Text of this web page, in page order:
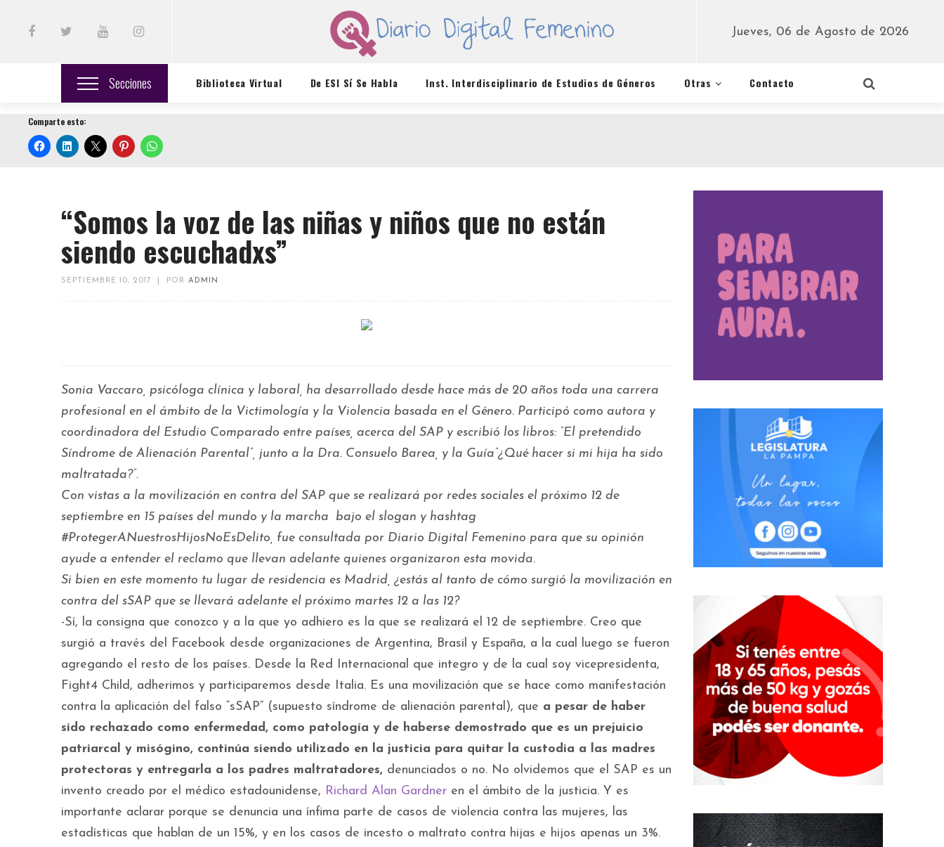
Jueves, 06 de Agosto de 2026
Secciones Biblioteca Virtual De ESI Sí Se Habla Inst. Interdisciplinario de Estudios de Géneros Otras Contacto
Comparte esto:
“Somos la voz de las niñas y niños que no están
siendo escuchadxs”
SEPTIEMBRE 10, 2017 POR ADMIN
Sonia Vaccaro, psicóloga clínica y laboral, ha desarrollado desde hace más de 20 años toda una carrera
profesional en el ámbito de la Victimología y la Violencia basada en el Género. Participó como autora y
coordinadora del Estudio Comparado entre países, acerca del SAP y escribió los libros: “El pretendido
Síndrome de Alienación Parental”, junto a la Dra. Consuelo Barea, y la Guía“¿Qué hacer si mi hija ha sido
maltratada?”.
Con vistas a la movilización en contra del SAP que se realizará por redes sociales el próximo 12 de
septiembre en 15 países del mundo y la marcha bajo el slogan y hashtag
#ProtegerANuestrosHijosNoEsDelito, fue consultada por Diario Digital Femenino para que su opinión
ayude a entender el reclamo que llevan adelante quienes organizaron esta movida.
Si bien en este momento tu lugar de residencia es Madrid, ¿estás al tanto de cómo surgió la movilización en
contra del sSAP que se llevará adelante el próximo martes 12 a las 12?
-Sí, la consigna que conozco y a la que yo adhiero es la que se realizará el 12 de septiembre. Creo que
surgió a través del Facebook desde organizaciones de Argentina, Brasil y España, a la cual luego se fueron
agregando el resto de los países. Desde la Red Internacional que integro y de la cual soy vicepresidenta,
Fight4 Child, adherimos y participaremos desde Italia. Es una movilización que se hace como manifestación
contra la aplicación del falso “sSAP” (supuesto síndrome de alienación parental), que a pesar de haber
sido rechazado como enfermedad, como patología y de haberse demostrado que es un prejuicio
patriarcal y misógino, continúa siendo utilizado en la justicia para quitar la custodia a las madres
protectoras y entregarla a los padres maltratadores, denunciados o no. No olvidemos que el SAP es un
invento creado por el médico estadounidense, Richard Alan Gardner en el ámbito de la justicia. Y es
importante aclarar porque se denuncia una ínfima parte de casos de violencia contra las mujeres, las
estadísticas que hablan de un 15%, y en los casos de incesto o maltrato contra hijas e hijos apenas un 3%.